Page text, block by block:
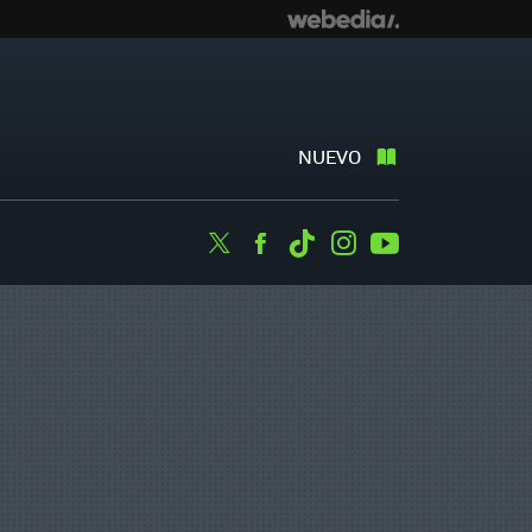
NUEVO
TwitterFacebook
TiktokInstagram